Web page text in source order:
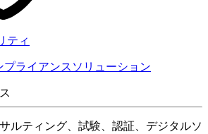
ティ
ライアンスソリューション
ルティング、試験、認証、デジタルソ